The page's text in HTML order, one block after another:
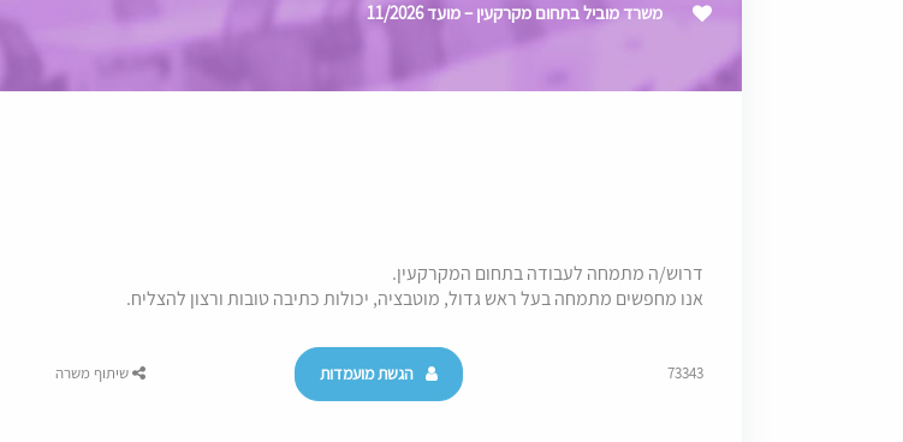
משרד מוביל בתחום מקרקעין – מועד 11/2026
דרוש/ה מתמחה לעבודה בתחום המקרקעין.
אנו מחפשים מתמחה בעל ראש גדול, מוטבציה, יכולות כתיבה טובות ורצון להצליח.
73343 הגשת מועמדות שיתוף משרה